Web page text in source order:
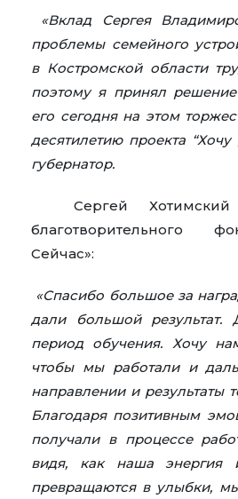
«Вклад Сергея
проблемы семейного
в Костромской области
поэтому я принял
его сегодня на этом
десятилетию проекта
губернатор.
Сергей Хотимский
благотворительного
Сейчас»:
«Спасибо большое за
дали большой
период обучения. Хочу
чтобы мы работали и
направлении и результаты
Благодаря позитивным
получали в процессе
видя, как наша энергия
превращаются в улыбки,